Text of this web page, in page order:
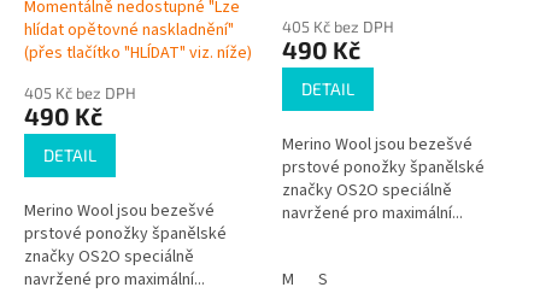
Momentálně nedostupné "Lze
hlídat opětovné naskladnění"
(přes tlačítko "HLÍDAT" viz. níže)
405 Kč bez DPH
490 Kč
DETAIL
Merino Wool jsou bezešvé
prstové ponožky španělské
značky OS2O speciálně
navržené pro maximální...
produktu
je
hvězdiček.
405 Kč bez DPH
490 Kč
DETAIL
Merino Wool jsou bezešvé
prstové ponožky španělské
značky OS2O speciálně
navržené pro maximální...
M S